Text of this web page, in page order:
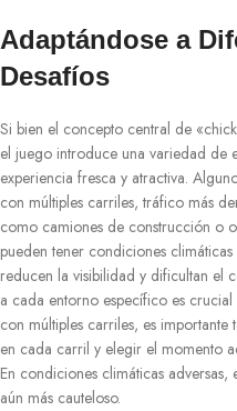
Adaptándose a
Desafíos
Si bien el concepto central de
el juego introduce una variedad de
experiencia fresca y atractiva.
con múltiples carriles, tráfico más
como camiones de construcción o
pueden tener condiciones
reducen la visibilidad y dificultan el
a cada entorno específico es
con múltiples carriles, es
en cada carril y elegir el momento
En condiciones climáticas
aún más cauteloso.